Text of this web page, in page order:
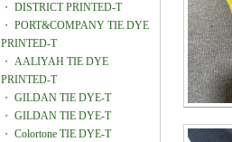
・ DISTRICT PRINTED-T
・ PORT&COMPANY TIE DYE
PRINTED-T
・ AALIYAH TIE DYE
PRINTED-T
・ GILDAN TIE DYE-T
・ GILDAN TIE DYE-T
・ Colortone TIE DYE-T